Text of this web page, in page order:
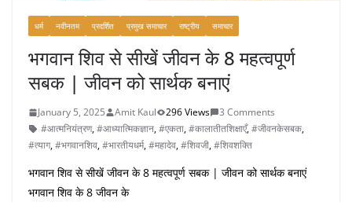
धर्म नवीनतम प्रदर्शित प्रमुख समाचार राष्ट्रीय समाचार
भगवान शिव से सीखें जीवन के 8 महत्वपूर्ण
सबक | जीवन को सार्थक बनाएं
January 5, 2025 Amit Kaul 296 Views
3 Comments
#आत्मनियंत्रण,#आध्यात्मिकज्ञान,#एकता,#कालातीतशिक्षाएँ,#जीवनकेसबक,
#त्याग,#भगवानशिव,#भारतीयधर्म,#महादेव,#शिवजी,#शिवशक्ति
भगवान शिव से सीखें जीवन के 8 महत्वपूर्ण सबक | जीवन को सार्थक बनाएं
भगवान शिव के 8 जीवन के